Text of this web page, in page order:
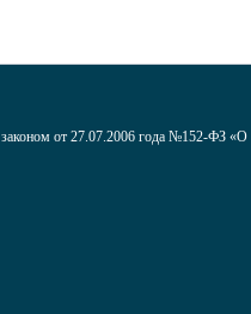
законом от 27.07.2006 года №152-ФЗ «О